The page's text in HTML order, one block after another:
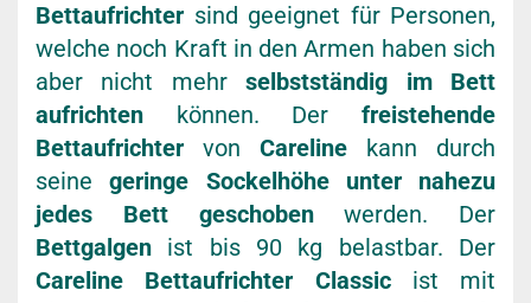
Bettaufrichter sind geeignet für Personen,
welche noch Kraft in den Armen haben sich
aber nicht mehrselbstständig im Bett
aufrichten können. Der freistehende
Bettaufrichter von Careline kann durch
seinegeringe Sockelhöhe unter nahezu
jedes Bett geschobenwerden. Der
Bettgalgen ist bis 90 kg belastbar. Der
Careline Bettaufrichter Classicist mit